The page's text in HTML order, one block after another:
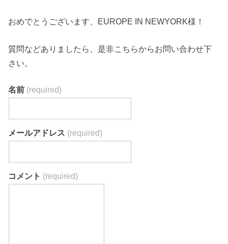
おめでとうございます、EUROPE IN NEWYORK様！
質問などありましたら、是非こちらからお問い合わせ下
さい。
名前 (required)
メールアドレス (required)
コメント (required)